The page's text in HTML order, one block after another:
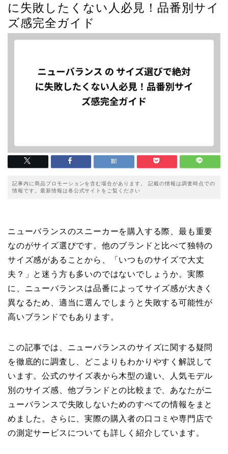
に失敗したくない人必見！品番別サイ
ズ感完全ガイド
記事内に商品プロモーションを含む場合があります。 記載の情報は調査時点での
情報です。最新情報は各公式サイトをご覧ください
ニューバランスのスニーカーを購入する際、最も重要
なのがサイズ選びです。他のブランドと比べて独特の
サイズ感があることから、「いつものサイズで大丈
夫？」と迷う方も多いのではないでしょうか。実際
に、ニューバランスは品番によってサイズ感が大きく
異なるため、適当に選んでしまうと失敗する可能性が
高いブランドでもあります。
この記事では、ニューバランスのサイズに関する疑問
を徹底的に調査し、どこよりもわかりやすく解説して
います。公式のサイズ表から木型の違い、人気モデル
別のサイズ感、他ブランドとの比較まで、あなたがニ
ューバランスで失敗しないためのすべての情報をまと
めました。さらに、実際の購入者の口コミや専門店で
の測定サービスについても詳しく紹介しています。